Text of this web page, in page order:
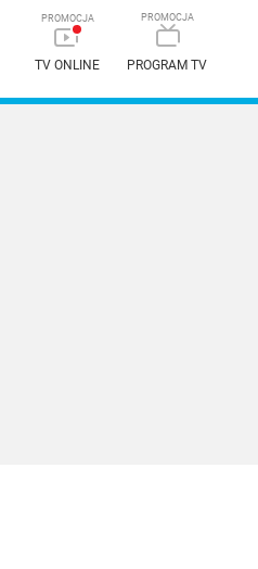
TV ONLINE PROGRAM TV